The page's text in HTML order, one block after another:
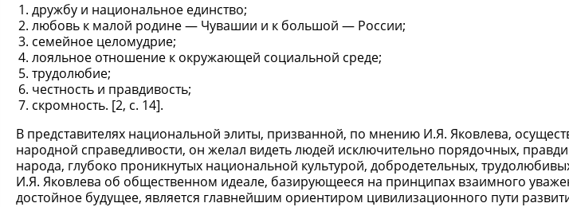
дружбу и национальное единство;
любовь к малой родине — Чувашии и к большой — России;
семейное целомудрие;
лояльное отношение к окружающей социальной среде;
трудолюбие;
честность и правдивость;
скромность. [2, с. 14].
В представителях национальной элиты, призванной, по мнению И.Я. Яковлева,
народной справедливости, он желал видеть людей исключительно порядочных,
народа, глубоко проникнутых национальной культурой, добродетельных,
И.Я. Яковлева об общественном идеале, базирующееся на принципах взаимного
достойное будущее, является главнейшим ориентиром цивилизационного пути